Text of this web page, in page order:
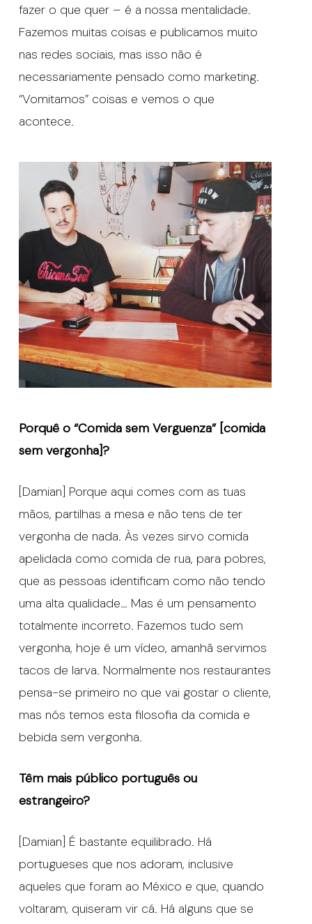
fazer o que quer – é a nossa mentalidade.
Fazemos muitas coisas e publicamos muito
nas redes sociais, mas isso não é
necessariamente pensado como marketing.
“Vomitamos” coisas e vemos o que
acontece.
Porquê o “Comida sem Verguenza” [comida
sem vergonha]?
[Damian] Porque aqui comes com as tuas
mãos, partilhas a mesa e não tens de ter
vergonha de nada. Às vezes sirvo comida
apelidada como comida de rua, para pobres,
que as pessoas identificam como não tendo
uma alta qualidade… Mas é um pensamento
totalmente incorreto. Fazemos tudo sem
vergonha, hoje é um vídeo, amanhã servimos
tacos de larva. Normalmente nos restaurantes
pensa-se primeiro no que vai gostar o cliente,
mas nós temos esta filosofia da comida e
bebida sem vergonha.
Têm mais público português ou
estrangeiro?
[Damian] É bastante equilibrado. Há
portugueses que nos adoram, inclusive
aqueles que foram ao México e que, quando
voltaram, quiseram vir cá. Há alguns que se